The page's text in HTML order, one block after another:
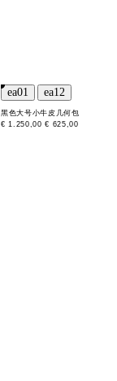
黑色大号小牛皮几何包
€ 1.250,00 € 625,00